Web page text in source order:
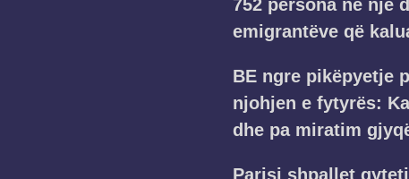
752 persona në një
emigrantëve që
BE ngre pikëpyetje
njohjen e fytyrës:
dhe pa miratim
Parisi shpallet